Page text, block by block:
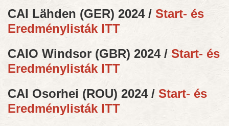
CAI Lähden (GER) 2024 / Start- és
Eredménylisták ITT
CAIO Windsor (GBR) 2024 / Start- és
Eredménylisták ITT
CAI Osorhei (ROU) 2024 / Start- és
Eredménylisták ITT